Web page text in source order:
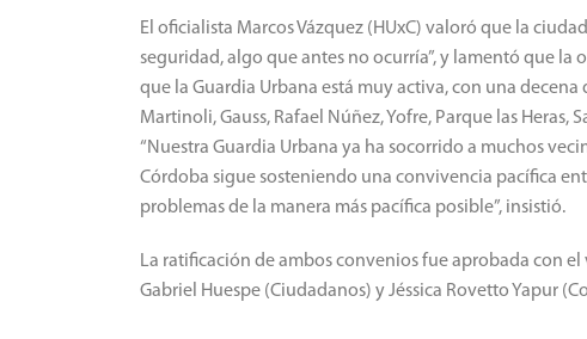
El oficialista Marcos Vázquez (HUxC) valoró que la
seguridad, algo que antes no ocurría”, y lamentó que
que la Guardia Urbana está muy activa, con una decena
Martinoli, Gauss, Rafael Núñez, Yofre, Parque las Heras,
“Nuestra Guardia Urbana ya ha socorrido a muchos
Córdoba sigue sosteniendo una convivencia pacífica
problemas de la manera más pacífica posible”, insistió.
La ratificación de ambos convenios fue aprobada con
Gabriel Huespe (Ciudadanos) y Jéssica Rovetto Yapur